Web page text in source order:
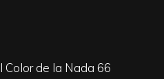
Color de la Nada 66